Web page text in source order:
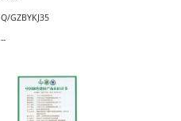
Q/GZBYKJ35
--